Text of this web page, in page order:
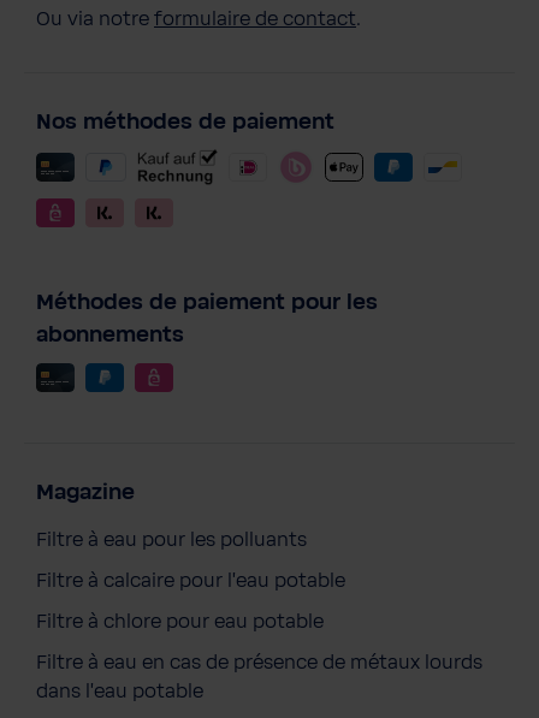
Ou via notre formulaire de contact.
Nos méthodes de paiement
Méthodes de paiement pour les
abonnements
Magazine
Filtre à eau pour les polluants
Filtre à calcaire pour l'eau potable
Filtre à chlore pour eau potable
Filtre à eau en cas de présence de métaux lourds
dans l'eau potable